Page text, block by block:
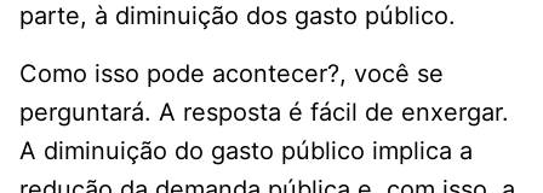
parte, à diminuição dos gasto público.
Como isso pode acontecer?, você se
perguntará. A resposta é fácil de enxergar.
A diminuição do gasto público implica a